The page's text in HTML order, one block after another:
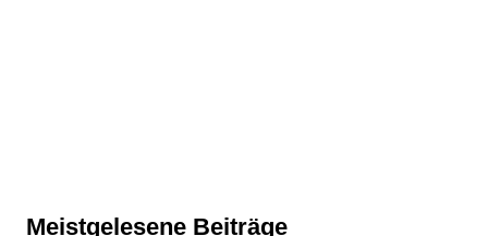
Meistgelesene Beiträge